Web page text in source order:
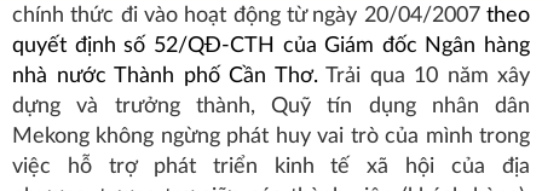
Tin
tức
Tỉ
giá
Lãi
chính thức đi vào hoạt động từ ngày 20/04/2007theo
quyết định số 52/QĐ-CTH của Giám đốc Ngân hàng
nhà nước Thành phố Cần Thơ. Trải qua 10 năm xây
dựng và trưởng thành, Quỹ tín dụng nhân dân
Mekong không ngừng phát huy vai trò của mình trong
việc hỗ trợ phát triển kinh tế xã hội của địa